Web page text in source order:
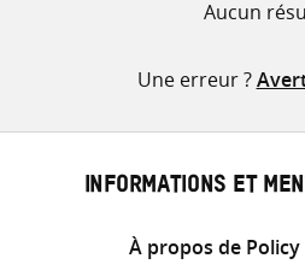
Aucun
Une erreur ?
INFORMATIONS ET
À propos de